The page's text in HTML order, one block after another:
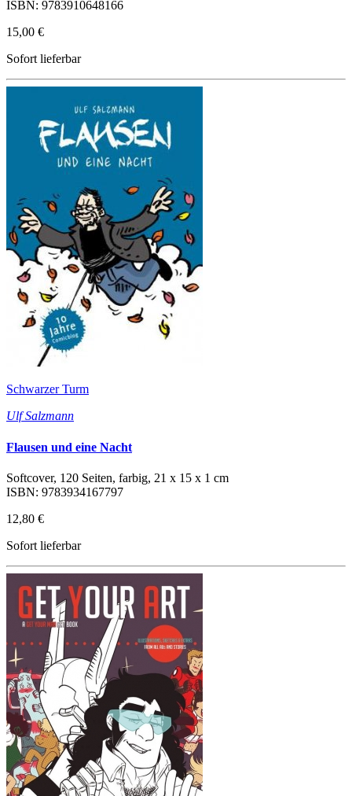
ISBN: 9783910648166
15,00 €
Sofort lieferbar
Schwarzer Turm
Ulf Salzmann
Flausen und eine Nacht
Softcover, 120 Seiten, farbig, 21 x 15 x 1 cm
ISBN: 9783934167797
12,80 €
Sofort lieferbar